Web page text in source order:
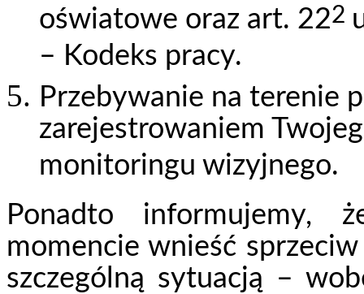
oświatowe oraz art. 222
– Kodeks pracy.
Przebywanie na terenie
zarejestrowaniem
monitoringu wizyjnego.
Ponadto informujemy,
momencie wnieść
szczególną sytuacją –